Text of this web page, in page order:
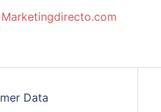
Marketingdirecto.com
Data